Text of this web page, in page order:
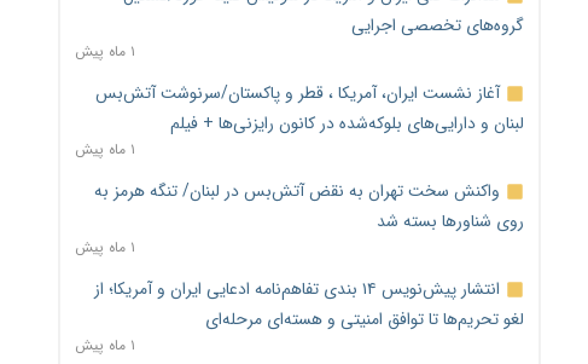
گروه‌های تخصصی اجرایی
۱ ماه پیش
آغاز نشست ایران، آمریکا ، قطر و پاکستان/سرنوشت آتش‌بس
لبنان و دارایی‌های بلوکه‌شده در کانون رایزنی‌ها + فیلم
۱ ماه پیش
واکنش سخت تهران به نقض آتش‌بس در لبنان/ تنگه هرمز به
روی شناورها بسته شد
۱ ماه پیش
انتشار پیش‌نویس ۱۴ بندی تفاهم‌نامه ادعایی ایران و آمریکا؛ از
لغو تحریم‌ها تا توافق امنیتی و هسته‌ای مرحله‌ای
۱ ماه پیش